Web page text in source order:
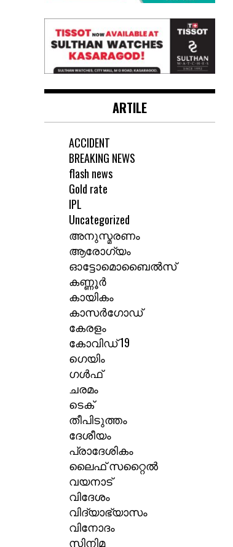
ARTILE
ACCIDENT
BREAKING NEWS
flash news
Gold rate
IPL
Uncategorized
അനുസ്മരണം
ആരോഗ്യം
ഓട്ടോമൊബൈൽസ്
കണ്ണൂർ
കായികം
കാസർഗോഡ്
കേരളം
കോവിഡ് 19
ഗെയിം
ഗൾഫ്
ചരമം
ടെക്
തീപിടുത്തം
ദേശീയം
പ്രാദേശികം
ലൈഫ് സറ്റൈൽ
വയനാട്
വിദേശം
വിദ്യാഭ്യാസം
വിനോദം
സിനിമ